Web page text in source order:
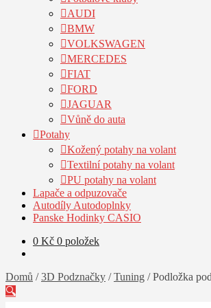
AUDI
BMW
VOLKSWAGEN
MERCEDES
FIAT
FORD
JAGUAR
Vůně do auta
Potahy
Kožený potahy na volant
Textilní potahy na volant
PU potahy na volant
Lapače a odpuzovače
Autodíly Autodoplnky
Panske Hodinky CASIO
0 Kč 0 položek
Domů /3D Podznačky /Tuning /Podložka
🔍